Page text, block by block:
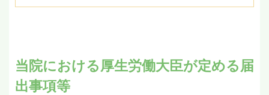
当院における厚生労働大臣が定める届
出事項等